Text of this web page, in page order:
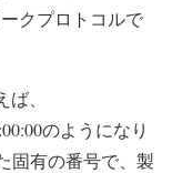
クプロトコルで
、
のようになり
固有の番号で、製